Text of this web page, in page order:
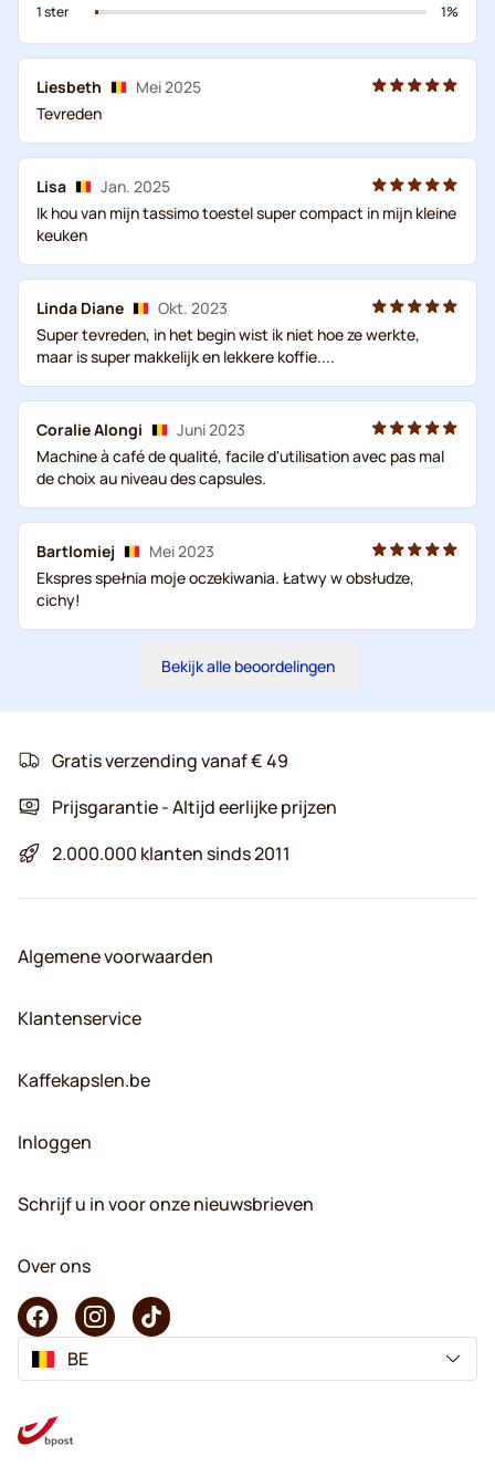
1 ster
1%
Liesbeth
Mei 2025
Tevreden
Lisa
Jan. 2025
Ik hou van mijn tassimo toestel super compact in mijn kleine
keuken
Linda Diane
Okt. 2023
Super tevreden, in het begin wist ik niet hoe ze werkte,
maar is super makkelijk en lekkere koffie....
Coralie Alongi
Juni 2023
Machine à café de qualité, facile d'utilisation avec pas mal
de choix au niveau des capsules.
Bartlomiej
Mei 2023
Ekspres spełnia moje oczekiwania. Łatwy w obsłudze,
cichy!
Bekijk alle beoordelingen
Gratis verzending vanaf € 49
Prijsgarantie - Altijd eerlijke prijzen
2.000.000 klanten sinds 2011
Algemene voorwaarden
Klantenservice
Kaffekapslen.be
Inloggen
Schrijf u in voor onze nieuwsbrieven
Over ons
BE